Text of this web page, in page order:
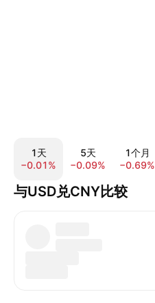
1天
−0.01%
5天
−0.09%
1个月
−0.69%
与USD兑CNY比较